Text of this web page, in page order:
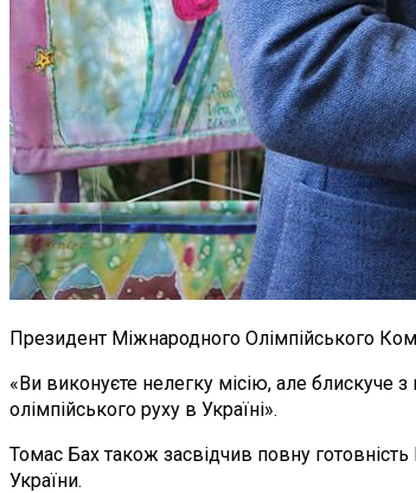
Президент Міжнародного Олімпійського
«Ви виконуєте нелегку місію, але блискуче
олімпійського руху в Україні».
Томас Бах також засвідчив повну готовність
України.